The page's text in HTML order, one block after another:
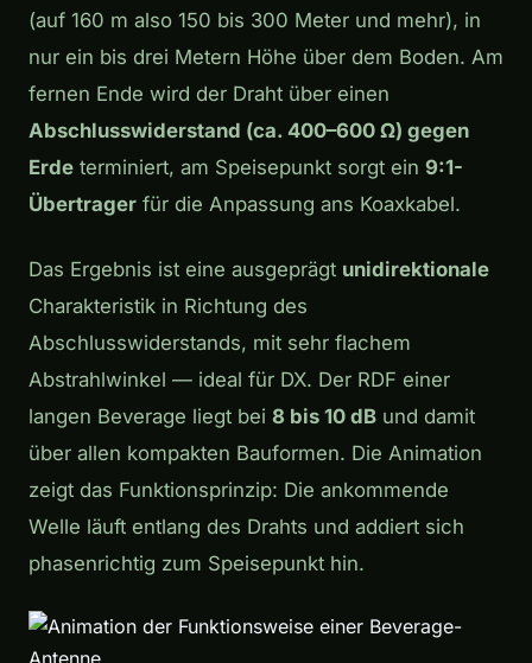
(auf 160 m also 150 bis 300 Meter und mehr), in
nur ein bis drei Metern Höhe über dem Boden. Am
fernen Ende wird der Draht über einen
Abschlusswiderstand (ca. 400–600 Ω) gegen
Erde terminiert, am Speisepunkt sorgt ein 9:1-
Übertrager für die Anpassung ans Koaxkabel.
Das Ergebnis ist eine ausgeprägt unidirektionale
Charakteristik in Richtung des
Abschlusswiderstands, mit sehr flachem
Abstrahlwinkel — ideal für DX. Der RDF einer
langen Beverage liegt bei 8 bis 10 dB und damit
über allen kompakten Bauformen. Die Animation
zeigt das Funktionsprinzip: Die ankommende
Welle läuft entlang des Drahts und addiert sich
phasenrichtig zum Speisepunkt hin.